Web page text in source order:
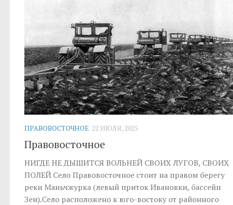
ПРАВОВОСТОЧНОЕ 22 ИЮЛЯ, 2025
Правовосточное
НИГДЕ НЕ ДЫШИТСЯ ВОЛЬНЕЙ СВОИХ ЛУГОВ, СВОИХ
ПОЛЕЙ Село Правовосточное стоит на правом берегу
реки Маньчжурка (левый приток Ивановки, бассейн
Зеи).Село расположено к юго-востоку от районного